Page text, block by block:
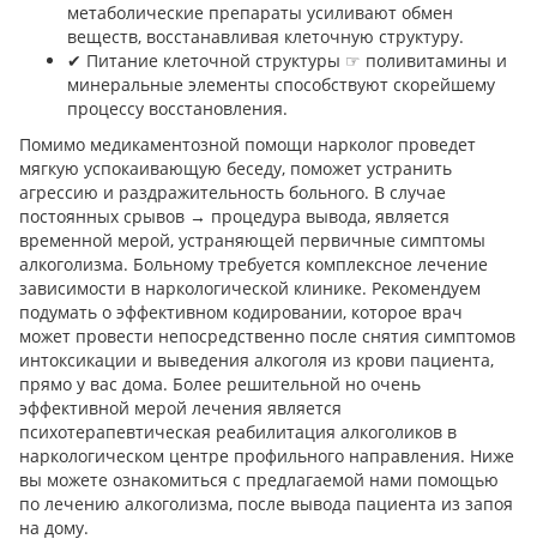
метаболические препараты усиливают обмен
веществ, восстанавливая клеточную структуру.
✔︎ Питание клеточной структуры ☞ поливитамины и
минеральные элементы способствуют скорейшему
процессу восстановления.
Помимо медикаментозной помощи нарколог проведет
мягкую успокаивающую беседу, поможет устранить
агрессию и раздражительность больного. В случае
постоянных срывов → процедура вывода, является
временной мерой, устраняющей первичные симптомы
алкоголизма. Больному требуется комплексное лечение
зависимости в наркологической клинике. Рекомендуем
подумать о эффективном кодировании, которое врач
может провести непосредственно после снятия симптомов
интоксикации и выведения алкоголя из крови пациента,
прямо у вас дома. Более решительной но очень
эффективной мерой лечения является
психотерапевтическая реабилитация алкоголиков в
наркологическом центре профильного направления. Ниже
вы можете ознакомиться с предлагаемой нами помощью
по лечению алкоголизма, после вывода пациента из запоя
на дому.